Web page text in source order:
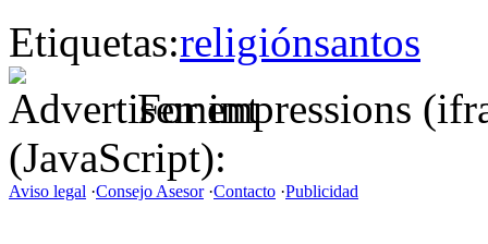
Etiquetas:religiónsantos
For impressions
(JavaScript):
Aviso legal ·Consejo Asesor·Contacto ·Publicidad